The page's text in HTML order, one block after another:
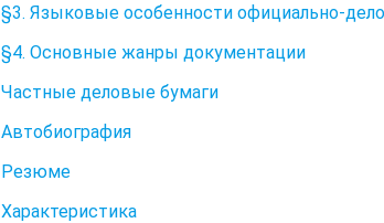
§3. Языковые особенности официально-
§4. Основные жанры документации
Частные деловые бумаги
Автобиография
Резюме
Характеристика